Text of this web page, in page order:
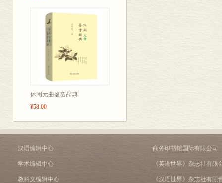
休闲元曲鉴赏辞典
¥58.00
汉语编辑中心
学术编辑中心
教科文编辑中心
商务印书馆国际有限公司
《英语世界》杂志社有限
《汉语世界》杂志社有限